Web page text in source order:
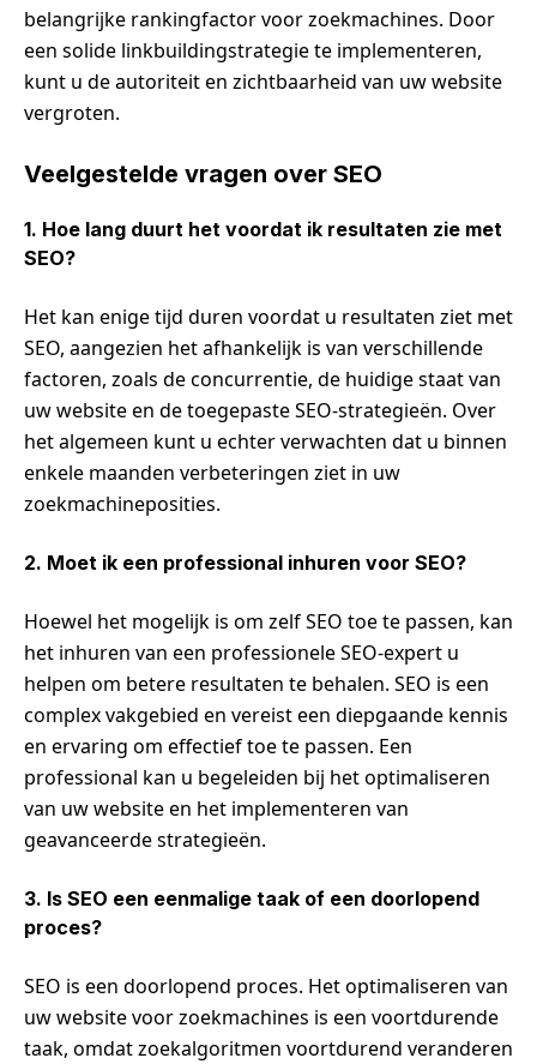
belangrijke rankingfactor voor zoekmachines. Door
een solide linkbuildingstrategie te implementeren,
kunt u de autoriteit en zichtbaarheid van uw website
vergroten.
Veelgestelde vragen over SEO
1. Hoe lang duurt het voordat ik resultaten zie met
SEO?
Het kan enige tijd duren voordat u resultaten ziet met
SEO, aangezien het afhankelijk is van verschillende
factoren, zoals de concurrentie, de huidige staat van
uw website en de toegepaste SEO-strategieën. Over
het algemeen kunt u echter verwachten dat u binnen
enkele maanden verbeteringen ziet in uw
zoekmachineposities.
2. Moet ik een professional inhuren voor SEO?
Hoewel het mogelijk is om zelf SEO toe te passen, kan
het inhuren van een professionele SEO-expert u
helpen om betere resultaten te behalen. SEO is een
complex vakgebied en vereist een diepgaande kennis
en ervaring om effectief toe te passen. Een
professional kan u begeleiden bij het optimaliseren
van uw website en het implementeren van
geavanceerde strategieën.
3. Is SEO een eenmalige taak of een doorlopend
proces?
SEO is een doorlopend proces. Het optimaliseren van
uw website voor zoekmachines is een voortdurende
taak, omdat zoekalgoritmen voortdurend veranderen